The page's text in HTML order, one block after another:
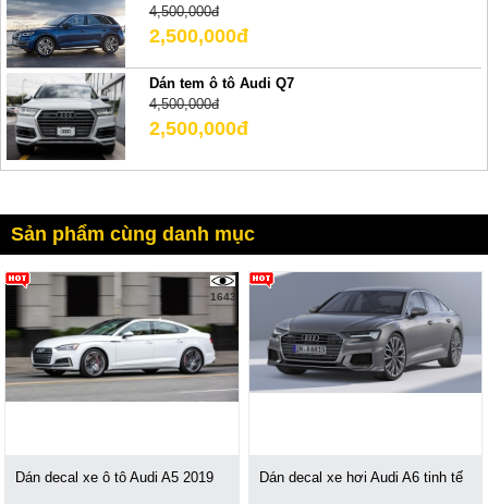
4,500,000đ
2,500,000đ
Dán tem ô tô Audi Q7
4,500,000đ
2,500,000đ
Sản phẩm cùng danh mục
1643
Dán decal xe ô tô Audi A5 2019 Dán decal xe hơi Audi A6 tinh tế